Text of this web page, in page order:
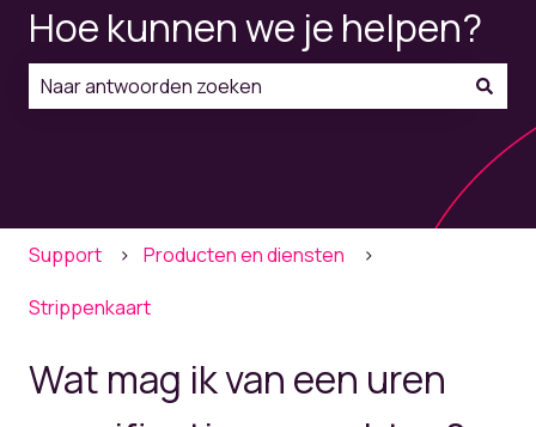
Hoe kunnen we je helpen?
Support Producten en diensten
Strippenkaart
Wat mag ik van een uren